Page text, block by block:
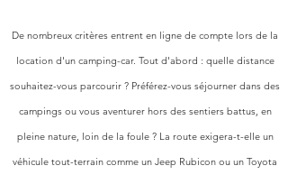
De nombreux critères entrent en ligne de compte lors de la
location d'un camping-car. Tout d'abord : quelle distance
souhaitez-vous parcourir ? Préférez-vous séjourner dans des
campings ou vous aventurer hors des sentiers battus, en
pleine nature, loin de la foule ? La route exigera-t-elle un
véhicule tout-terrain comme un Jeep Rubicon ou un Toyota